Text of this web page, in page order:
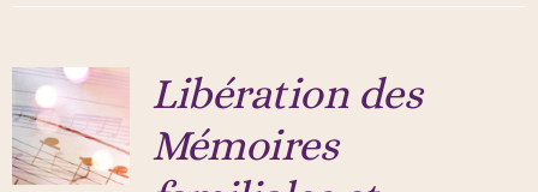
Libération des
Mémoires